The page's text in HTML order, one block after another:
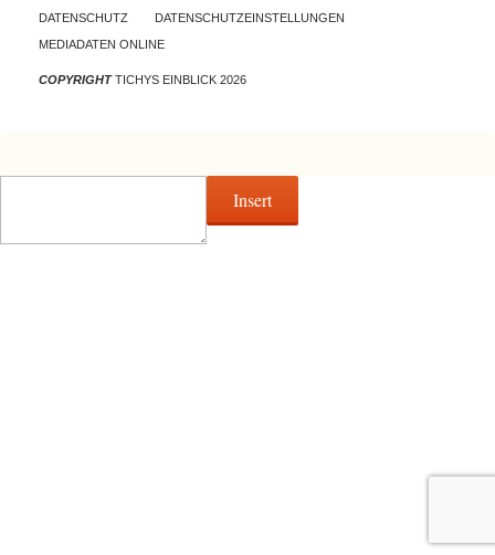
DATENSCHUTZ
DATENSCHUTZEINSTELLUNGEN
MEDIADATEN ONLINE
COPYRIGHTTICHYS EINBLICK 2026
Insert